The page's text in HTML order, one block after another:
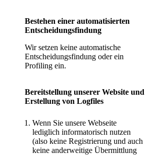
Bestehen einer automatisierten
Entscheidungsfindung
Wir setzen keine automatische
Entscheidungsfindung oder ein
Profiling ein.
Bereitstellung unserer Website und
Erstellung von Logfiles
Wenn Sie unsere Webseite
lediglich informatorisch nutzen
(also keine Registrierung und auch
keine anderweitige Übermittlung